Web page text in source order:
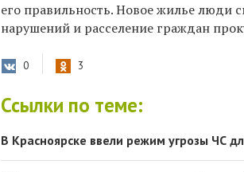
его правильность. Новое жилье люди
нарушений и расселение граждан
0 3
Ссылки по теме:
В Красноярске ввели режим угрозы ЧС